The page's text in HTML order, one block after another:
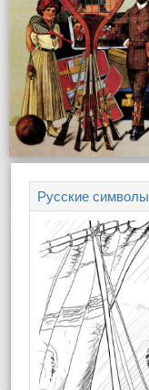
Русские символы